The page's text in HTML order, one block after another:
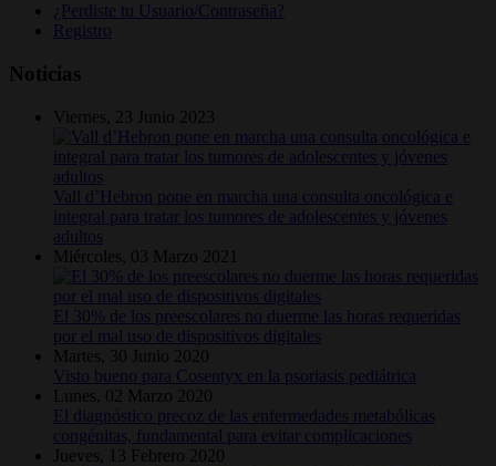
¿Perdiste tu Usuario/Contraseña?
Registro
Noticias
Viernes, 23 Junio 2023
Vall d’Hebron pone en marcha una consulta oncológica e
integral para tratar los tumores de adolescentes y jóvenes
adultos
Miércoles, 03 Marzo 2021
El 30% de los preescolares no duerme las horas requeridas
por el mal uso de dispositivos digitales
Martes, 30 Junio 2020
Visto bueno para Cosentyx en la psoriasis pediátrica
Lunes, 02 Marzo 2020
El diagnóstico precoz de las enfermedades metabólicas
congénitas, fundamental para evitar complicaciones
Jueves, 13 Febrero 2020